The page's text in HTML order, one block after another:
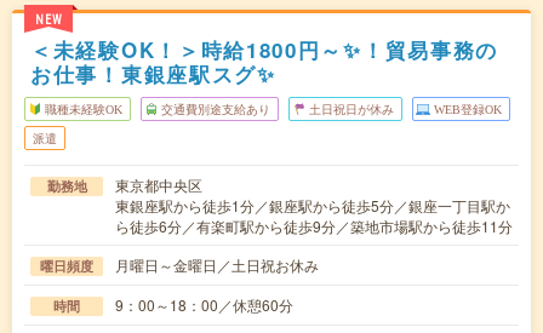
NEW
＜未経験OK！＞時給1800円～✨！貿易事務の
お仕事！東銀座駅スグ✨
職種未経験OK 交通費別途支給あり 土日祝日が休み WEB登録OK
派遣
勤務地
東京都中央区
東銀座駅から徒歩1分／銀座駅から徒歩5分／銀座一丁目駅か
ら徒歩6分／有楽町駅から徒歩9分／築地市場駅から徒歩11分
曜日頻度 月曜日～金曜日／土日祝お休み
時間 9：00～18：00／休憩60分